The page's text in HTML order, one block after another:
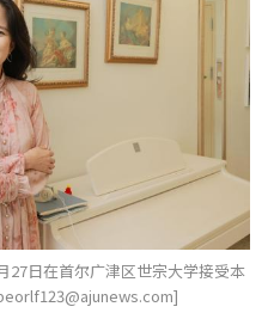
27日在首尔广津区世宗大学接受本